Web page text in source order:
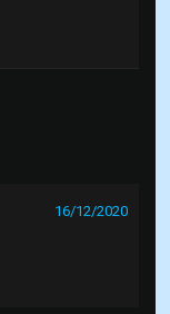
16/12/2020